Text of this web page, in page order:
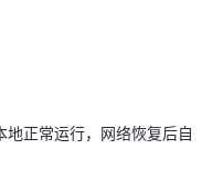
正常运行，网络恢复后自